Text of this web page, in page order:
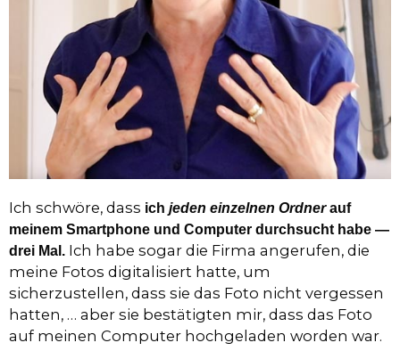
Ich schwöre, dass ich jeden einzelnen Ordnerauf
meinem Smartphone und Computer durchsucht habe —
drei Mal. Ich habe sogar die Firma angerufen, die
meine Fotos digitalisiert hatte, um
sicherzustellen, dass sie das Foto nicht vergessen
hatten, … aber sie bestätigten mir, dass das Foto
auf meinen Computer hochgeladen worden war.